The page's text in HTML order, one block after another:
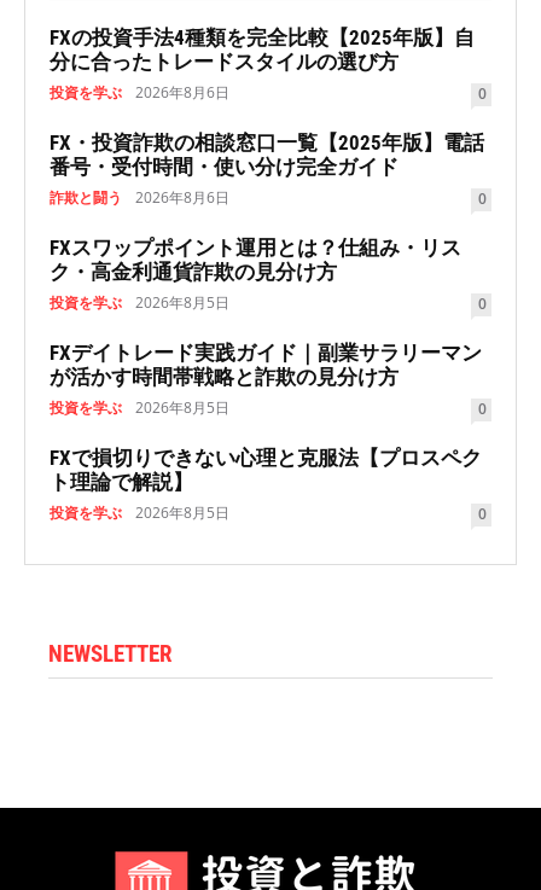
FXの投資手法4種類を完全比較【2025年版】自
分に合ったトレードスタイルの選び方
投資を学ぶ 2026年8月6日 0
FX・投資詐欺の相談窓口一覧【2025年版】電話
番号・受付時間・使い分け完全ガイド
詐欺と闘う 2026年8月6日 0
FXスワップポイント運用とは？仕組み・リス
ク・高金利通貨詐欺の見分け方
投資を学ぶ 2026年8月5日 0
FXデイトレード実践ガイド｜副業サラリーマン
が活かす時間帯戦略と詐欺の見分け方
投資を学ぶ 2026年8月5日 0
FXで損切りできない心理と克服法【プロスペク
ト理論で解説】
投資を学ぶ 2026年8月5日 0
NEWSLETTER